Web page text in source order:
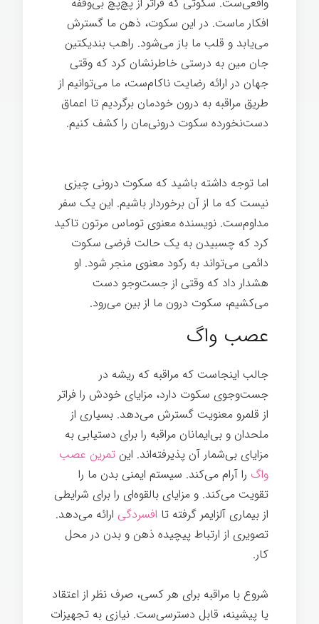
افکار ماست. در این سکوت، ذهن ما گسترش
می‌یابد و قلب ما باز می‌شود. راهب بندیکتین
جان مین به درستی خاطرنشان کرد که وقتی
جهان در ارائه رضایت ناکام‌ست، ما می‌توانیم از
طریق مراقبه به درون خودمان برگردیم تا اعماق
دست‌نخورده سکوت درونی‌مان را کشف کنیم.
اما توجه داشته باشید که سکوت درونی چیزی
نیست که ما از آن برخوردار باشیم. این یک سفر
مداوم‌ست. نویسنده معنوی توماس مرتون تاکید
کرد که چسبیدن به یک حالت فرضی سکوت
دائمی می‌تواند به رکود معنوی منجر شود. او
هشدار داد که وقتی از جست‌وجو دست
می‌کشیم، سکوت درون ما از بین می‌رود.
عصب واگ
جالب اینجاست که مراقبه که ریشه در
جست‌وجوی سکوت دارد، مزایای خودش را فراتر
از قلمرو معنویت گسترش می‌دهد. بسیاری از
ملحدان و بی‌ایمانان مراقبه را برای دستیابی به
مزایای بی‌شمار آن پذیرفته‌اند. این تمرین عصب
واگ را آرام می‌کند. سیستم ایمنی بدن ما را
تقویت می‌کند. و مزایای بالقوه‌ای را برای شرایطی
از بیماری آلزایمر گرفته تا افسردگی ارائه می‌دهد.
تصویری از ارتباط پیچیده ذهن و بدن در محل
کار.
شروع با مراقبه برای هر کسی، صرف نظر از اعتقاد
یا پیشینه، قابل دسترسی‌ست. نیازی به تجهیزات